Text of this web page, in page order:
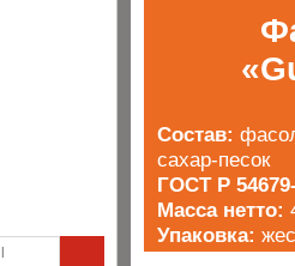
Состав:
сахар-песок
ГОСТ Р
Масса нетто:
Упаковка: